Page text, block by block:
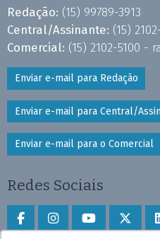
Redação: (15) 99789-3913
Central/Assinante: (15)
Comercial: (15) 2102-5100 -
Enviar e-mail para Redação
Enviar e-mail para Central/
Enviar e-mail para o Comercial
Redes Sociais